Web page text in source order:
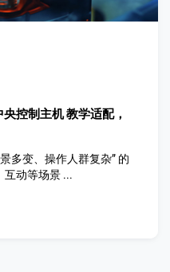
控制主机 教学适配，
多变、操作人群复杂” 的
动等场景 ...